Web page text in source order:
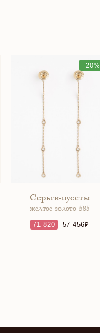
-20%
Серьги-пусеты
желтое золото 585
71 820 57 456